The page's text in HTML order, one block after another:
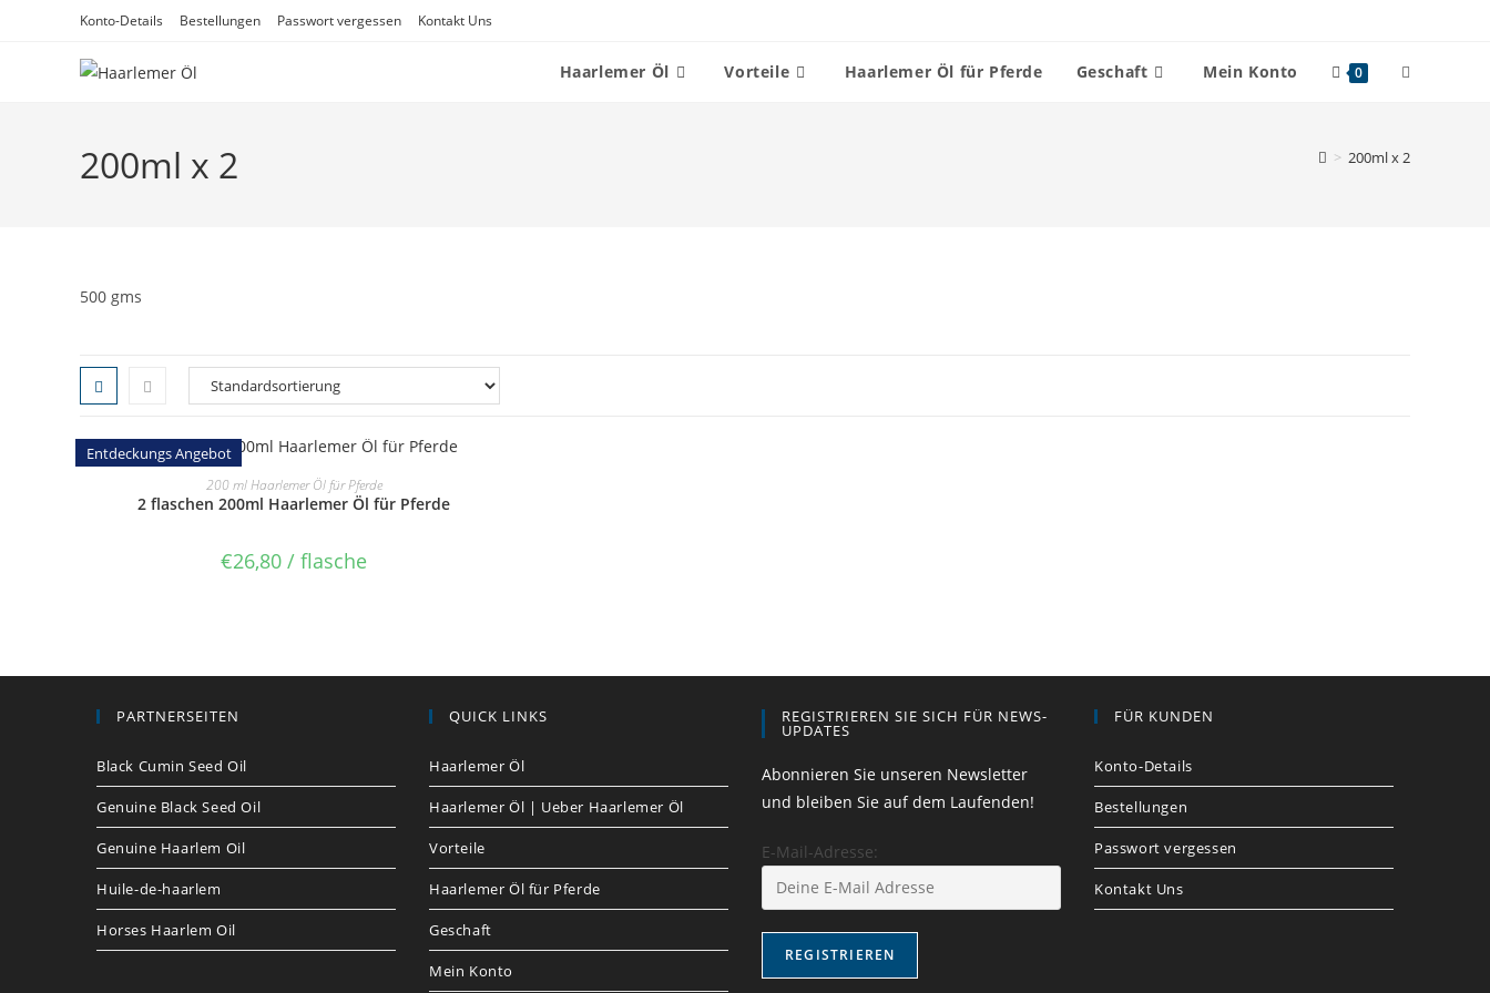
Konto-Details Bestellungen Passwort vergessen Kontakt Uns​
Haarlemer Öl Vorteile Haarlemer Öl für Pferde Geschaft Mein Konto 0 Website-
200ml x 2 > 200ml x 2
500 gms
Entdeckungs Angebot
SELECT OPTIONS
200 ml Haarlemer Öl für Pferde
2 flaschen 200ml Haarlemer Öl für Pferde
€26,80 / flasche
PARTNERSEITEN
Black Cumin Seed Oil
Genuine Black Seed Oil
Genuine Haarlem Oil
Huile-de-haarlem
Horses Haarlem Oil
QUICK LINKS
Haarlemer Öl
Haarlemer Öl | Ueber Haarlemer Öl
Vorteile
Haarlemer Öl für Pferde
Geschaft
Mein Konto
REGISTRIEREN SIE SICH FÜR NEWS-
UPDATES
Abonnieren Sie unseren Newsletter
und bleiben Sie auf dem Laufenden!
E-Mail-Adresse:
FÜR KUNDEN
Konto-Details
Bestellungen
Passwort vergessen
Kontakt Uns​